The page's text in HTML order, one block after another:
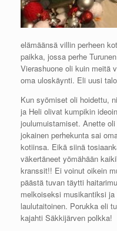
elämäänsä villin perheen
paikka, jossa perhe
Vierashuone oli kuin meitä
oma uloskäynti. Eli uusi
Kun syömiset oli hoidettu,
ja Heli olivat kumpikin
joulumuistamiset. Anette
jokainen perhekunta sai
kotiinsa. Eikä siinä
väkertäneet yömähään
kranssit!! Ei voinut oikein
päästä tuvan täytti
melkoiseksi musikantiksi
laulutaitoinen. Porukka eli
kajahti Säkkijärven polkka!